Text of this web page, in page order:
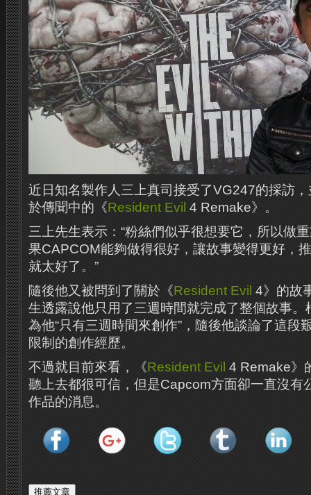
近日知名製作人三上真司接受了VG247的採訪
於傳聞中的《Resident Evil 4 Remake》。
三上先生表示：“粉絲們似乎很想要它，所以做
果CAPCOM能夠做得很好，讓故事變得更好，
就太好了。”
隨後他又被問到了關於《Resident Evil 4》的故
生透露說他只用了三週時間就完成了整個故事。
為他“只有三週時間來創作”，隨後他談論了這段
限制的創作經歷。
不過就目前來看，《Resident Evil 4 Remake》
聽上去都很可信，但是Capcom方面卻一直沒有
作品的消息。